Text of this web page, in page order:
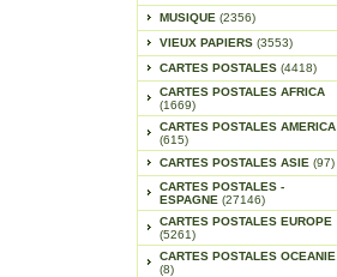
MUSIQUE (2356)
VIEUX PAPIERS (3553)
CARTES POSTALES (4418)
CARTES POSTALES AFRICA
(1669)
CARTES POSTALES AMERICA
(615)
CARTES POSTALES ASIE (97)
CARTES POSTALES -
ESPAGNE (27146)
CARTES POSTALES EUROPE
(5261)
CARTES POSTALES OCEANIE
(8)